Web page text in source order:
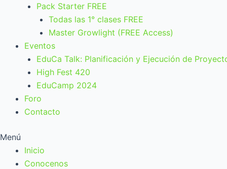
Pack Starter FREE
Todas las 1° clases FREE
Master Growlight (FREE Access)
Eventos
EduCa Talk: Planificación y Ejecución de
High Fest 420
EduCamp 2024
Foro
Contacto
Menú
Inicio
Conocenos